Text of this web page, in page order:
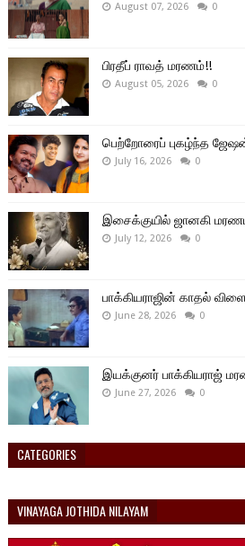
August 07, 2026 0
பிரதீப் ராவத் மரணம்!!
August 05, 2026 0
பெற்றோரைப் புகழ்ந்த
July 16, 2026 0
இசைக்குயில் ஜானகி
July 12, 2026 0
பாக்கியராஜின் காதல்
June 28, 2026 0
இயக்குனர் பாக்கியராஜ்
June 27, 2026 0
CATEGORIES
VINAYAGA JOTHIDA NILAYAM